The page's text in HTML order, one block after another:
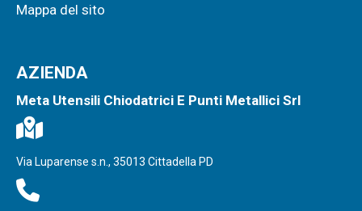
Mappa del sito
AZIENDA
Meta Utensili Chiodatrici E Punti Metallici Srl
Via Luparense s.n., 35013 Cittadella PD